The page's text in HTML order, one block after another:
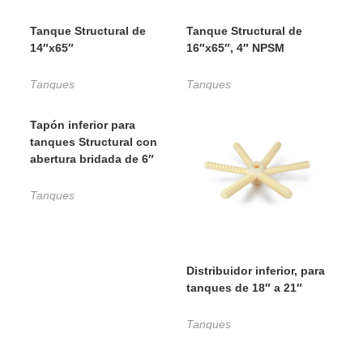
Tanque Structural de
14″x65″
Tanques
Tanque Structural de
16″x65″, 4″ NPSM
Tanques
Tapón inferior para
tanques Structural con
abertura bridada de 6″
Tanques
Distribuidor inferior, para
tanques de 18″ a 21″
Tanques